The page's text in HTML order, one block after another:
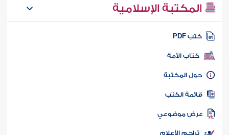
المكتبة الإسلامية
كتب PDF
كتاب الأمة
المكتبة
الكتب